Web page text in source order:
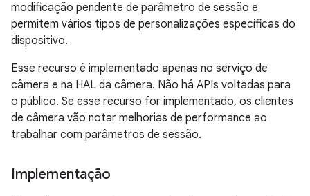
modificação pendente de parâmetro de sessão e
permitem vários tipos de personalizações específicas do
dispositivo.
Esse recurso é implementado apenas no serviço de
câmera e na HAL da câmera. Não há APIs voltadas para
o público. Se esse recurso for implementado, os clientes
de câmera vão notar melhorias de performance ao
trabalhar com parâmetros de sessão.
Implementação